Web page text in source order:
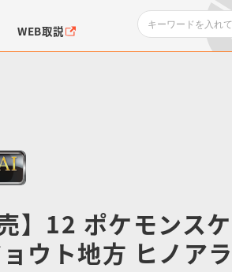
ダムシリーズ ポケットモンス
ぉるめーしょん＆
エアシール
SMPシリーズ
WEB取説
】12 ポケモンス
ウト地方 ヒノア